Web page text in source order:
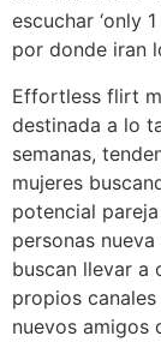
escuchar ‘only
por donde iran
Effortless flirt
destinada a lo
semanas,
mujeres
potencial
personas
buscan llevar a
propios
nuevos amigos